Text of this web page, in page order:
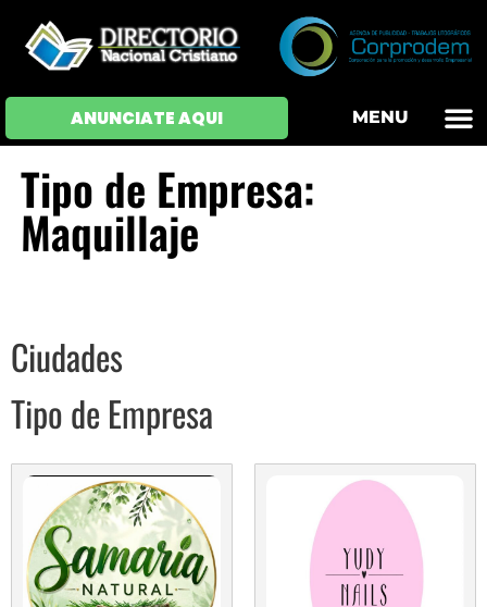
ANUNCIATE AQUI MENU
Tipo de Empresa:
Maquillaje
Ciudades
Tipo de Empresa